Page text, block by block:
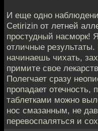
И еще одно
Cetirizin от летней
простудный насморк!
отличные результаты.
начинаешь чихать,
примите свое
Полегчает сразу
пропадает отечность,
таблетками можно
нос смазанным, не
перевоспаляться и